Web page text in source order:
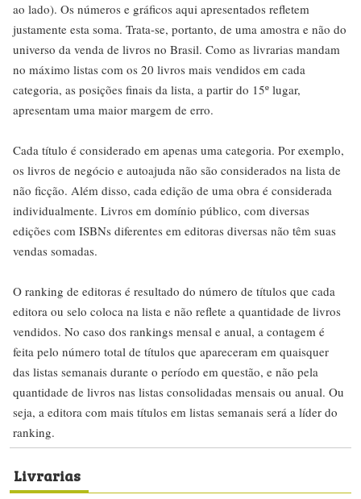
ao lado). Os números e gráficos aqui apresentados refletem
justamente esta soma. Trata-se, portanto, de uma amostra e não do
universo da venda de livros no Brasil. Como as livrarias mandam
no máximo listas com os 20 livros mais vendidos em cada
categoria, as posições finais da lista, a partir do 15º lugar,
apresentam uma maior margem de erro.
Cada título é considerado em apenas uma categoria. Por exemplo,
os livros de negócio e autoajuda não são considerados na lista de
não ficção. Além disso, cada edição de uma obra é considerada
individualmente. Livros em domínio público, com diversas
edições com ISBNs diferentes em editoras diversas não têm suas
vendas somadas.
O ranking de editoras é resultado do número de títulos que cada
editora ou selo coloca na lista e não reflete a quantidade de livros
vendidos. No caso dos rankings mensal e anual, a contagem é
feita pelo número total de títulos que apareceram em quaisquer
das listas semanais durante o período em questão, e não pela
quantidade de livros nas listas consolidadas mensais ou anual. Ou
seja, a editora com mais títulos em listas semanais será a líder do
ranking.
Livrarias